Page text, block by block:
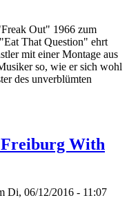
Out" 1966 zum
That Question" ehrt
mit einer Montage aus
so, wie er sich wohl
des unverblümten
With
Di, 06/12/2016 - 11:07